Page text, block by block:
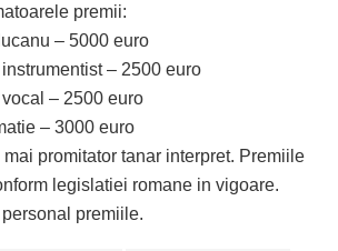
premii:
– 5000 euro
– 2500 euro
– 2500 euro
– 3000 euro
promitator tanar interpret. Premiile
legislatiei romane in vigoare.
premiile.